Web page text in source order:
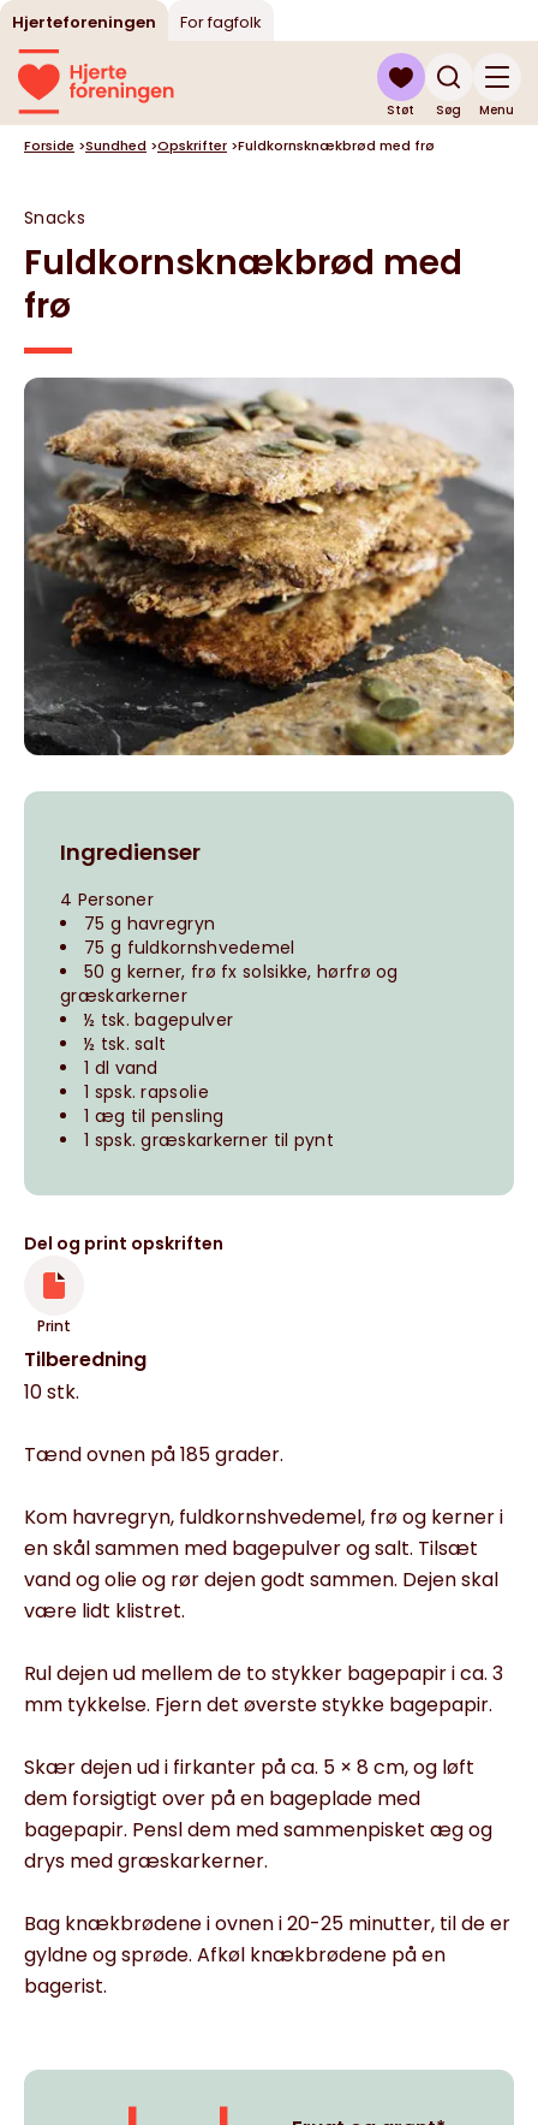
Hjerteforeningen For fagfolk
Søg
Støt Menu
Forside >Sundhed >Opskrifter >Fuldkornsknækbrød med frø
Snacks
Fuldkornsknækbrød med
frø
Ingredienser
4 Personer
75 g havregryn
75 g fuldkornshvedemel
50 g kerner, frø fx solsikke, hørfrø og
græskarkerner
½ tsk. bagepulver
½ tsk. salt
1 dl vand
1 spsk. rapsolie
1 æg til pensling
1 spsk. græskarkerner til pynt
Del og print opskriften
Print
Tilberedning
10 stk.
Tænd ovnen på 185 grader.
Kom havregryn, fuldkornshvedemel, frø og kerner i
en skål sammen med bagepulver og salt. Tilsæt
vand og olie og rør dejen godt sammen. Dejen skal
være lidt klistret.
Rul dejen ud mellem de to stykker bagepapir i ca. 3
mm tykkelse. Fjern det øverste stykke bagepapir.
Skær dejen ud i firkanter på ca. 5 × 8 cm, og løft
dem forsigtigt over på en bageplade med
bagepapir. Pensl dem med sammenpisket æg og
drys med græskarkerner.
Bag knækbrødene i ovnen i 20-25 minutter, til de er
gyldne og sprøde. Afkøl knækbrødene på en
bagerist.